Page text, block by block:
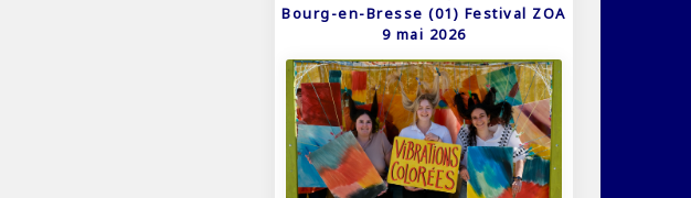
Bourg-en-Bresse (01) Festival ZOA
9 mai 2026